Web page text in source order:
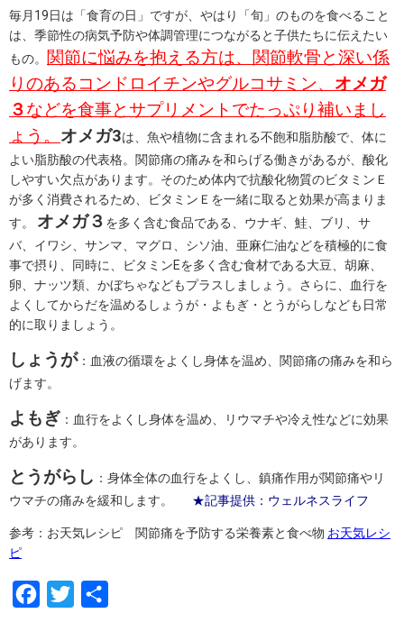
毎月19日は「食育の日」ですが、やはり「旬」のものを食べること
は、季節性の病気予防や体調管理につながると子供たちに伝えたい
もの。
関節に悩みを抱える方は、関節軟骨と深い係
りのあるコンドロイチンやグルコサミン、 オメガ
３などを食事とサプリメントでたっぷり補いまし
ょう。 オメガ3は、魚や植物に含まれる不飽和脂肪酸で、体に
よい脂肪酸の代表格。関節痛の痛みを和らげる働きがあるが、酸化
しやすい欠点があります。そのため体内で抗酸化物質のビタミンＥ
が多く消費されるため、ビタミンＥを一緒に取ると効果が高まりま
す。 オメガ３ を多く含む食品である、ウナギ、鮭、ブリ、サ
バ、イワシ、サンマ、マグロ、シソ油、亜麻仁油などを積極的に食
事で摂り、同時に、ビタミンEを多く含む食材である大豆、胡麻、
卵、ナッツ類、かぼちゃなどもプラスしましょう。さらに、血行を
よくしてからだを温めるしょうが・よもぎ・とうがらしなども日常
的に取りましょう。
しょうが：血液の循環をよくし身体を温め、関節痛の痛みを和ら
げます。
よもぎ ：血行をよくし身体を温め、リウマチや冷え性などに効果
があります。
とうがらし ：身体全体の血行をよくし、鎮痛作用が関節痛やリ
ウマチの痛みを緩和します。
★記事提供：ウェルネスライフ
参考：お天気レシピ 関節痛を予防する栄養素と食べ物 お天気レシ
ピ